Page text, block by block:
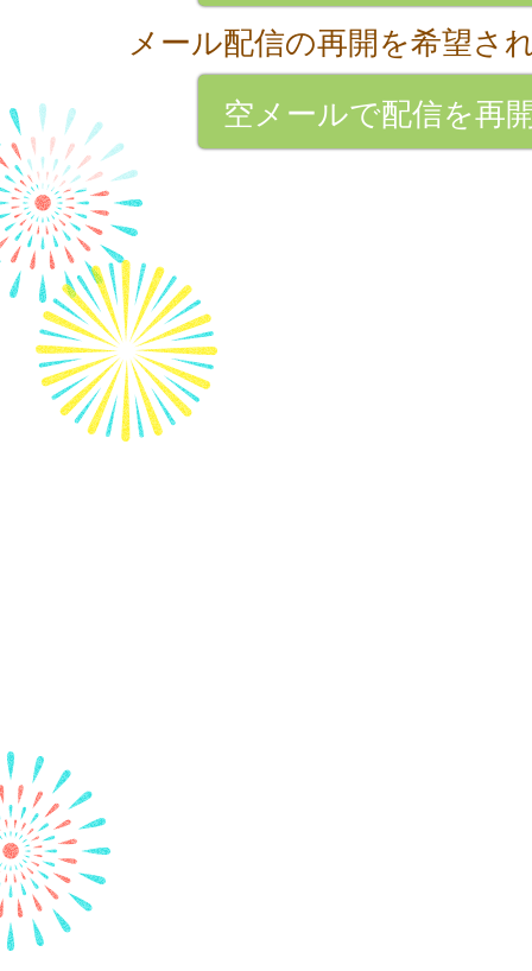
メール配信の再開を希望さ
空メールで配信を再